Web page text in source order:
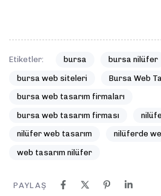
Etiketler: bursa bursa nilüfer
bursa web siteleri Bursa Web
bursa web tasarım firmaları
bursa web tasarım firması
nilüfer web tasarım nilüferde
web tasarım nilüfer
PAYLAŞ